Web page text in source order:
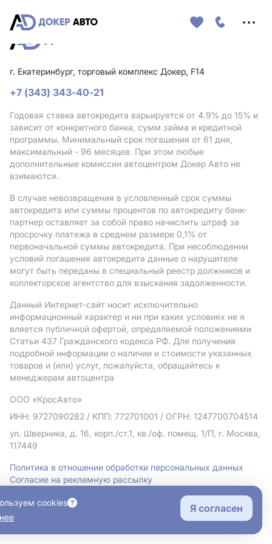
г. Екатеринбург, торговый комплекс Докер, F14
+7 (343) 343-40-21
Годовая ставка автокредита варьируется от 4.9% до 15% и
зависит от конкретного банка, сумм займа и кредитной
программы. Минимальный срок погашения от 61 дня,
максимальный - 96 месяцев. При этом любые
дополнительные комиссии автоцентром Докер Авто не
взимаются.
В случае невозвращения в условленный срок суммы
автокредита или суммы процентов по автокредиту банк-
партнер оставляет за собой право начислить штраф за
просрочку платежа в среднем размере 0,1% от
первоначальной суммы автокредита. При несоблюдении
условий погашения автокредита данные о нарушителе
могут быть переданы в специальный реестр должников и
коллекторское агентство для взыскания задолженности.
Данный Интернет-сайт носит исключительно
информационный характер и ни при каких условиях не я
вляется публичной офертой, определяемой положениями
Статьи 437 Гражданского кодекса РФ. Для получения
подробной информации о наличии и стоимости указанных
товаров и (или) услуг, пожалуйста, обращайтесь к
менеджерам автоцентра
ООО «КросАвто»
ИНН: 9727090282 / КПП: 772701001 / ОГРН: 1247700704514
ул. Шверника, д. 16, корп./ст.1, кв./оф. помещ. 1/П, г. Москва,
117449
Политика в отношении обработки персональных данных
Согласие на рекламную рассылку
cookies
Я согласен